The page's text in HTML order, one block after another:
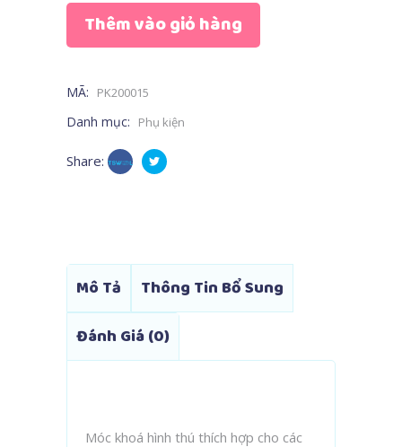
Thêm vào giỏ hàng
MÃ: PK200015
Danh mục: Phụ kiện
Share:
Mô Tả
Thông Tin Bổ Sung
Đánh Giá (0)
Móc khoá hình thú thích hợp cho các